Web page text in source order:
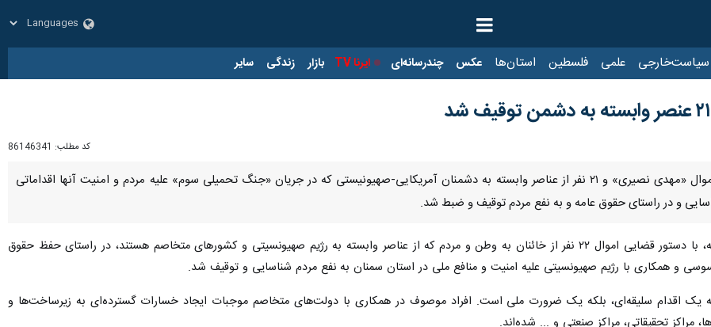
علمی فلسطین استان‌ها عکس چندرسانه‌ای ایرنا TV بازار زندگی سایر
کد مطلب: 86146341